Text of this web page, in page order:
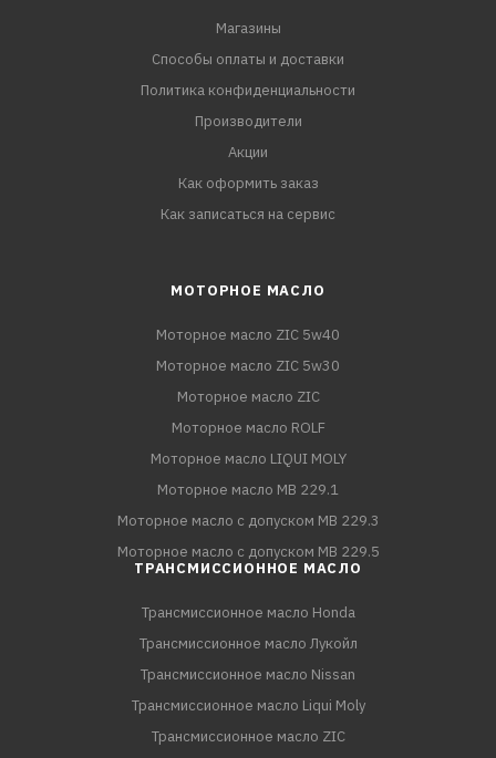
Магазины
Способы оплаты и доставки
Политика конфиденциальности
Производители
Акции
Как оформить заказ
Как записаться на сервис
МОТОРНОЕ МАСЛО
Моторное масло ZIC 5w40
Моторное масло ZIC 5w30
Моторное масло ZIC
Моторное масло ROLF
Моторное масло LIQUI MOLY
Моторное масло MB 229.1
Моторное масло с допуском MB 229.3
Моторное масло с допуском MB 229.5
ТРАНСМИССИОННОЕ МАСЛО
Трансмиссионное масло Honda
Трансмиссионное масло Лукойл
Трансмиссионное масло Nissan
Трансмиссионное масло Liqui Moly
Трансмиссионное масло ZIC